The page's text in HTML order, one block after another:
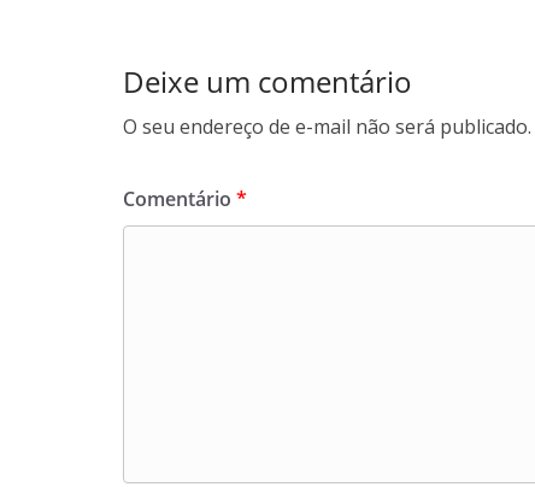
Deixe um comentário
O seu endereço de e-mail não será publicado.
Comentário *